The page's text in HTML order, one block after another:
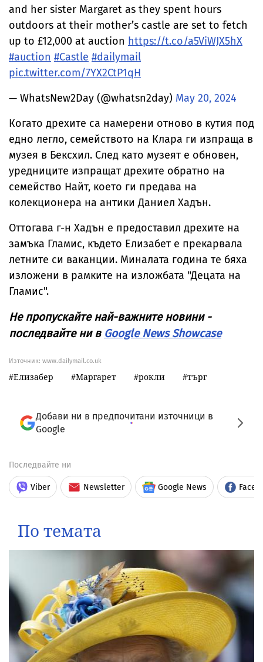
and her sister Margaret as they spent hours
outdoors at their mother’s castle are set to fetch
up to £12,000 at auction https://t.co/a5ViWJX5hX
#auction #Castle #dailymail
pic.twitter.com/7YX2CtP1qH
— WhatsNew2Day (@whatsn2day) May 20, 2024
Когато дрехите са намерени отново в кутия под
едно легло, семейството на Клара ги изпраща в
музея в Бексхил. След като музеят е обновен,
уредниците изпращат дрехите обратно на
семейство Найт, което ги предава на
колекционера на антики Даниел Хадън.
Оттогава г-н Хадън е предоставил дрехите на
замъка Гламис, където Елизабет е прекарвала
летните си ваканции. Миналата година те бяха
изложени в рамките на изложбата "Децата на
Гламис".
Не пропускайте най-важните новини -
последвайте ни в Google News Showcase
Източник: www.dailymail.co.uk
Елизабер Маргарет рокли търг
Добави ни в предпочитани източници в
Google
Последвайте ни
Viber Newsletter Google News
По темата